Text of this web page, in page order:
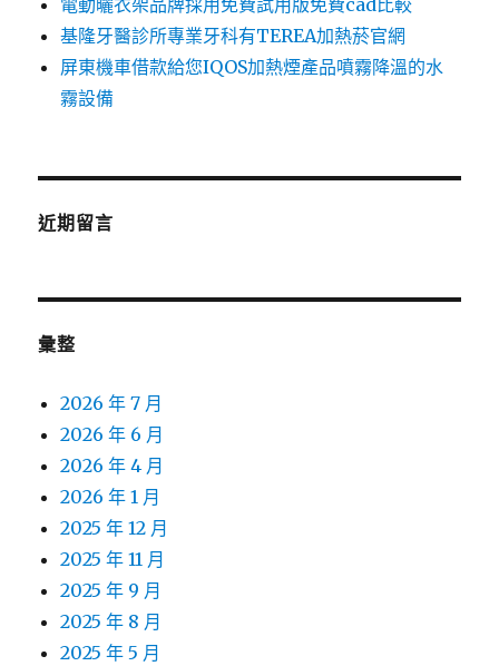
電動曬衣架品牌採用免費試用版免費cad比較
基隆牙醫診所專業牙科有TEREA加熱菸官網
屏東機車借款給您IQOS加熱煙產品噴霧降溫的水
霧設備
近期留言
彙整
2026 年 7 月
2026 年 6 月
2026 年 4 月
2026 年 1 月
2025 年 12 月
2025 年 11 月
2025 年 9 月
2025 年 8 月
2025 年 5 月